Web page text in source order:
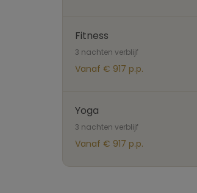
Fitness
3 nachten verblijf
Vanaf € 917 p.p.
Yoga
3 nachten verblijf
Vanaf € 917 p.p.